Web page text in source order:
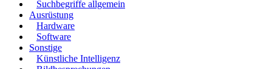
Suchbegriffe allgemein
Ausrüstung
Hardware
Software
Sonstige
Künstliche Intelligenz